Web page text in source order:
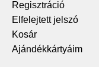
Regisztráció
Elfelejtett jelszó
Kosár
Ajándékkártyáim